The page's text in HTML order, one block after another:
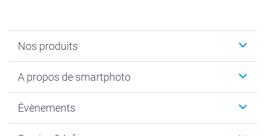
Nos produits
Cadeaux photo
MyNameBook
A propos de smartphoto
Durabilité
Évènements